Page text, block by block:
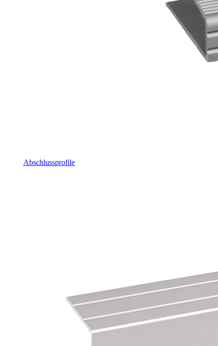
Abschlussprofile